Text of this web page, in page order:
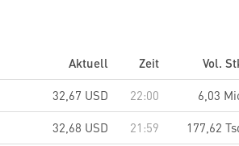
Aktuell Zeit
Vol.
32,67 USD 22:00
6,03
32,68 USD 21:59
177,62